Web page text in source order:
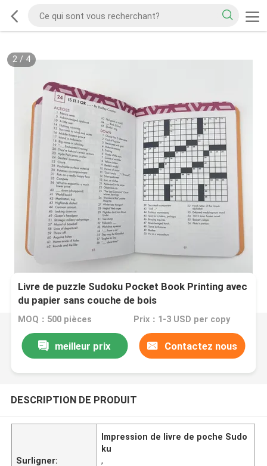
2/ 4
Livre de puzzle Sudoku Pocket Book Printing avec
du papier sans couche de bois
MOQ：500 pièces Prix：1-3 USD per copy
meilleur prix Contactez nous
DESCRIPTION DE PRODUIT
Surligner:
Impression de livre de poche Sudo
ku
,